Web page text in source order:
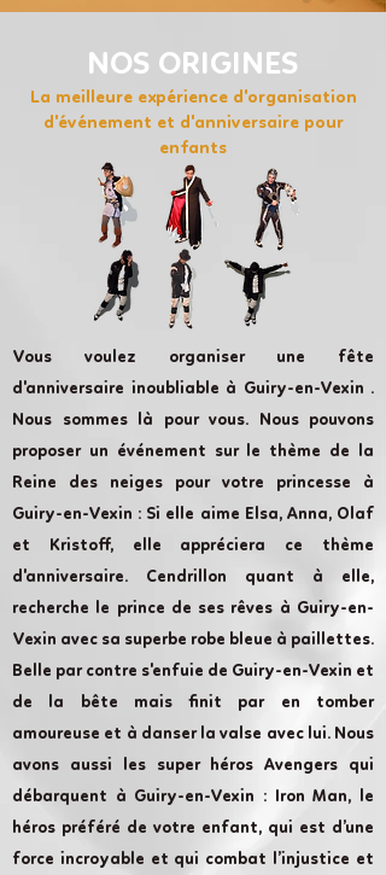
NOS ORIGINES
La meilleure expérience d'organisation
d'événement et d'anniversaire pour
enfants
Vous voulez organiser une fête
d'anniversaire inoubliable à Guiry-en-Vexin .
Nous sommes là pour vous. Nous pouvons
proposer un événement sur le thème de la
Reine des neiges pour votre princesse à
Guiry-en-Vexin : Si elle aime Elsa, Anna, Olaf
et Kristoff, elle appréciera ce thème
d'anniversaire. Cendrillon quant à elle,
recherche le prince de ses rêves à Guiry-en-
Vexin avec sa superbe robe bleue à paillettes.
Belle par contre s'enfuie de Guiry-en-Vexin et
de la bête mais finit par en tomber
amoureuse et à danser la valse avec lui. Nous
avons aussi les super héros Avengers qui
débarquent à Guiry-en-Vexin : Iron Man, le
héros préféré de votre enfant, qui est d’une
force incroyable et qui combat l’injustice et